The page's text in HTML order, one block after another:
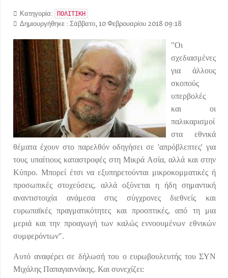
Κατηγορία: ΠΟΛΙΤΙΚΗ
Δημιουργήθηκε : Σάββατο, 10 Φεβρουαρίου 2018 09:18
"Οι
σχεδιασμένες
για άλλους
σκοπούς
υπερβολές
και οι
παλικαρισμοί
στα εθνικά
θέματα έχουν στο παρελθόν οδηγήσει σε 'απρόβλεπτες' για
τους υπαίτιους καταστροφές στη Μικρά Ασία, αλλά και στην
Κύπρο. Μπορεί έτσι να εξυπηρετούνται μικροκομματικές ή
προσωπικές στοχεύσεις, αλλά οξύνεται η ήδη σημαντική
αναντιστοιχία ανάμεσα στις σύγχρονες διεθνείς και
ευρωπαϊκές πραγματικότητες και προοπτικές, από τη μια
μεριά και την προαγωγή των καλώς εννοουμένων εθνικών
συμφερόντων".
Αυτό αναφέρει σε δήλωσή του ο ευρωβουλευτής του ΣΥΝ
Μιχάλης Παπαγιαννάκης. Και συνεχίζει: